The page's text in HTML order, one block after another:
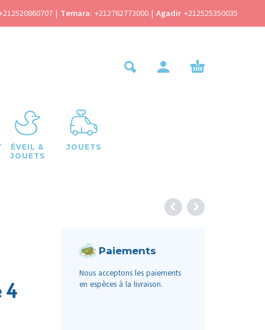
| Temara: +212762773000 | Agadir +212525350035
ÉVEIL &
JOUETS
JOUETS
4
Paiements
Nous acceptons les paiements
en espèces à la livraison.